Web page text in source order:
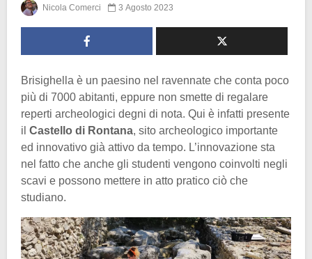
Nicola Comerci 3 Agosto 2023
Brisighella è un paesino nel ravennate che conta poco
più di 7000 abitanti, eppure non smette di regalare
reperti archeologici degni di nota. Qui è infatti presente
il Castello di Rontana, sito archeologico importante
ed innovativo già attivo da tempo. L’innovazione sta
nel fatto che anche gli studenti vengono coinvolti negli
scavi e possono mettere in atto pratico ciò che
studiano.